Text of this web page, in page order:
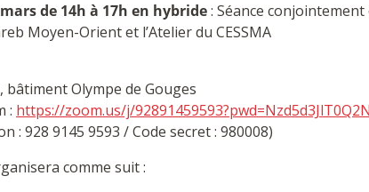
de 14h à 17h en hybride: Séance
Moyen-Orient et l’Atelier du CESSMA
bâtiment Olympe de Gouges
: https://zoom.us/j/
: 928 9145 9593 / Code secret : 980008)
comme suit :